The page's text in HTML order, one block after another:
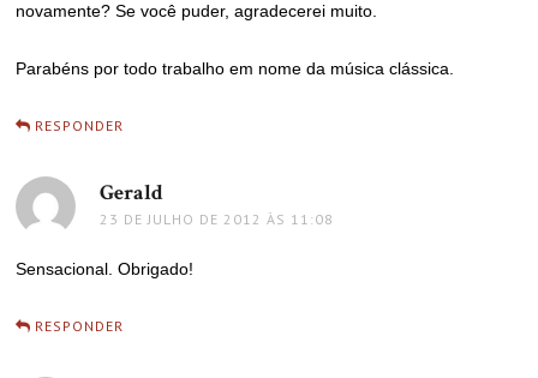
novamente? Se você puder, agradecerei muito.
Parabéns por todo trabalho em nome da música clássica.
RESPONDER
Gerald
23 DE JULHO DE 2012 ÀS 11:08
Sensacional. Obrigado!
RESPONDER